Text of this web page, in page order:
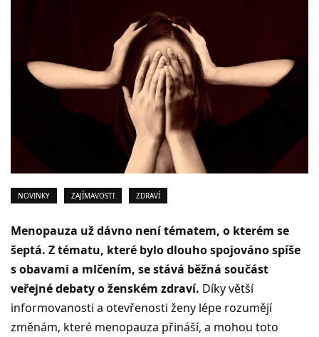
NOVINKY ZAJÍMAVOSTI ZDRAVÍ
Menopauza už dávno není tématem, o kterém se
šeptá. Z tématu, které bylo dlouho spojováno spíše
s obavami a mlčením, se stává běžná součást
veřejné debaty o ženském zdraví. Díky větší
informovanosti a otevřenosti ženy lépe rozumějí
změnám, které menopauza přináší, a mohou toto